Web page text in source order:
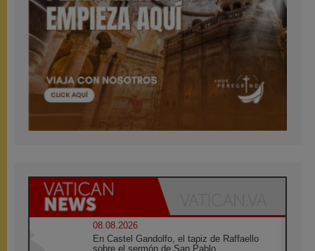
08.08.2026
En Castel Gandolfo, el tapiz de Raffaello
sobre el sermón de San Pablo